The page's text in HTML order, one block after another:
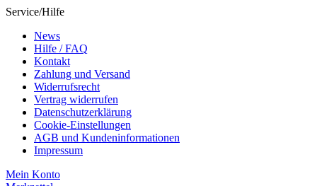
Service/Hilfe
News
Hilfe / FAQ
Kontakt
Zahlung und Versand
Widerrufsrecht
Vertrag widerrufen
Datenschutzerklärung
Cookie-Einstellungen
AGB und Kundeninformationen
Impressum
Mein Konto